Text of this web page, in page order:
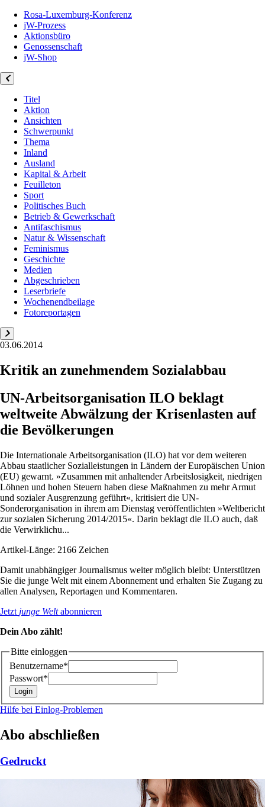
Rosa-Luxemburg-Konferenz
jW-Prozess
Aktionsbüro
Genossenschaft
jW-Shop
Titel
Aktion
Ansichten
Schwerpunkt
Thema
Inland
Ausland
Kapital & Arbeit
Feuilleton
Sport
Politisches Buch
Betrieb & Gewerkschaft
Antifaschismus
Natur & Wissenschaft
Feminismus
Geschichte
Medien
Abgeschrieben
Leserbriefe
Wochenendbeilage
Fotoreportagen
03.06.2014
Kritik an zunehmendem Sozialabbau
UN-Arbeitsorganisation ILO beklagt
weltweite Abwälzung der Krisenlasten auf
die Bevölkerungen
Die Internationale Arbeitsorganisation (ILO) hat vor dem weiteren
Abbau staatlicher Sozialleistungen in Ländern der Europäischen Union
(EU) gewarnt. »Zusammen mit anhaltender Arbeitslosigkeit, niedrigen
Löhnen und hohen Steuern haben diese Maßnahmen zu mehr Armut
und sozialer Ausgrenzung geführt«, kritisiert die UN-
Sonderorganisation in ihrem am Dienstag veröffentlichten »Weltbericht
zur sozialen Sicherung 2014/2015«. Darin beklagt die ILO auch, daß
die Verwirklichu...
Artikel-Länge: 2166 Zeichen
Damit unabhängiger Journalismus weiter möglich bleibt: Unterstützen
Sie die junge Welt mit einem Abonnement und erhalten Sie Zugang zu
allen Analysen, Reportagen und Kommentaren.
Jetzt junge Weltabonnieren
Dein Abo zählt!
Bitte einloggen
Benutzername*
Passwort*
Hilfe bei Einlog-Problemen
Abo abschließen
Gedruckt